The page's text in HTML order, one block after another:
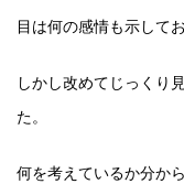
目は何の感情も示して
しかし改めてじっくり
た。
何を考えているか分か